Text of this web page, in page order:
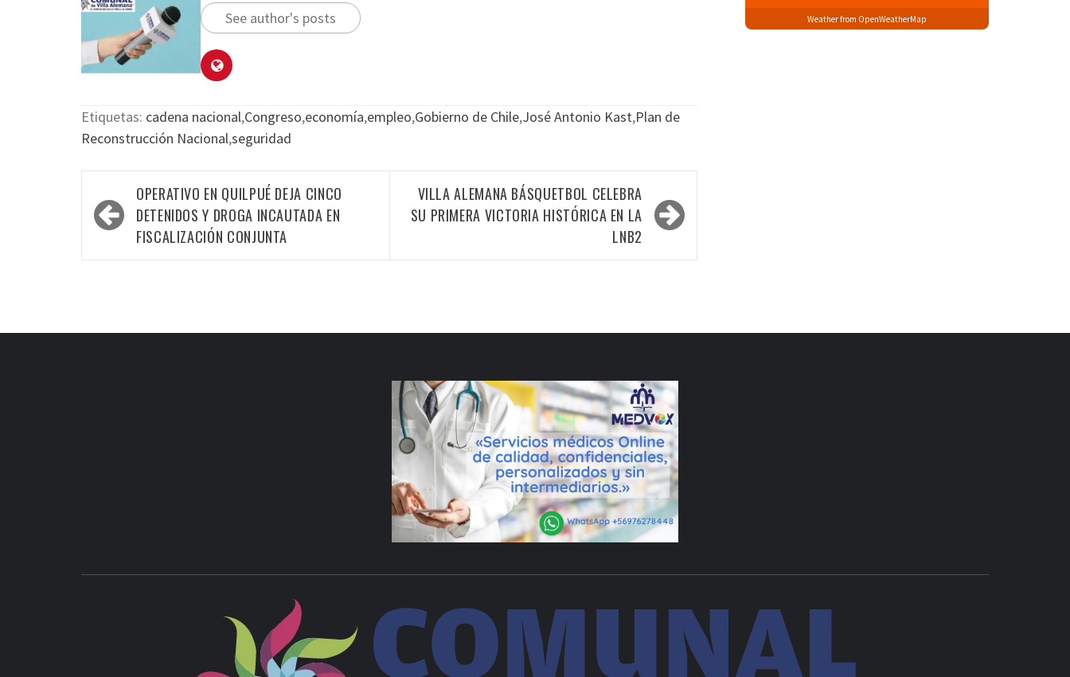
See author's posts
Etiquetas: cadena nacional,Congreso,economía,empleo,Gobierno de Chile,José Antonio Kast,Plan de
Reconstrucción Nacional,seguridad
OPERATIVO EN QUILPUÉ DEJA CINCO
DETENIDOS Y DROGA INCAUTADA EN
FISCALIZACIÓN CONJUNTA
VILLA ALEMANA BÁSQUETBOL CELEBRA
SU PRIMERA VICTORIA HISTÓRICA EN LA
LNB2
Weather from OpenWeatherMap